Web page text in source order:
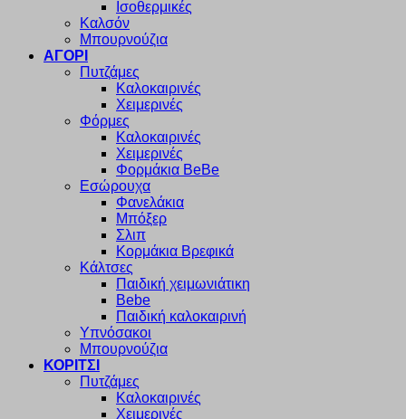
Ισοθερμικές
Καλσόν
Μπουρνούζια
ΑΓΟΡΙ
Πυτζάμες
Καλοκαιρινές
Χειμερινές
Φόρμες
Καλοκαιρινές
Χειμερινές
Φορμάκια BeBe
Εσώρουχα
Φανελάκια
Μπόξερ
Σλιπ
Κορμάκια Βρεφικά
Κάλτσες
Παιδική χειμωνιάτικη
Bebe
Παιδική καλοκαιρινή
Υπνόσακοι
Μπουρνούζια
ΚΟΡΙΤΣΙ
Πυτζάμες
Καλοκαιρινές
Χειμερινές